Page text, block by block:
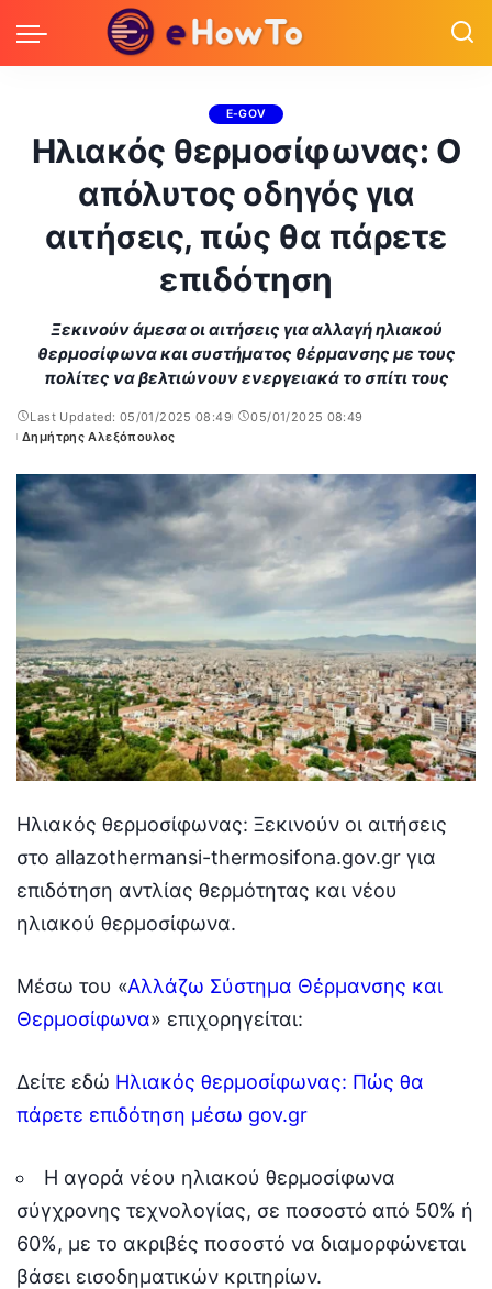
E-GOV
Ηλιακός θερμοσίφωνας: Ο
απόλυτος οδηγός για
αιτήσεις, πώς θα πάρετε
επιδότηση
Ξεκινούν άμεσα οι αιτήσεις για αλλαγή ηλιακού
θερμοσίφωνα και συστήματος θέρμανσης με τους
πολίτες να βελτιώνουν ενεργειακά το σπίτι τους
Last Updated: 05/01/2025 08:49
05/01/2025 08:49
Posted
Δημήτρης Αλεξόπουλος
Ηλιακός θερμοσίφωνας: Ξεκινούν οι αιτήσεις
στο allazothermansi-thermosifona.gov.gr για
επιδότηση αντλίας θερμότητας και νέου
ηλιακού θερμοσίφωνα.
Μέσω του «Αλλάζω Σύστημα Θέρμανσης και
Θερμοσίφωνα» επιχορηγείται:
Δείτε εδώ Ηλιακός θερμοσίφωνας: Πώς θα
πάρετε επιδότηση μέσω gov.gr
Η αγορά νέου ηλιακού θερμοσίφωνα
σύγχρονης τεχνολογίας, σε ποσοστό από 50% ή
60%, με το ακριβές ποσοστό να διαμορφώνεται
βάσει εισοδηματικών κριτηρίων.